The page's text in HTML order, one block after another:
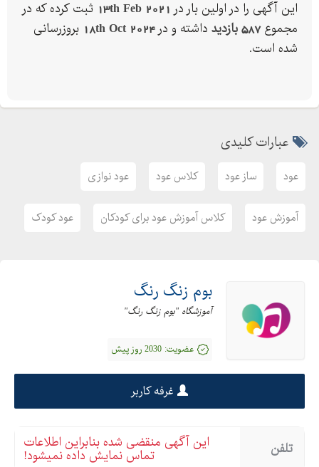
این آگهی را در اولین بار در 13th Feb 2021 ثبت کرده که در
مجموع587 بازدید داشته و در 18th Oct 2024 بروزرسانی
شده است.
عبارات کلیدی
عود ساز عود کلاس عود عود نوازی
آموزش عود کلاس آموزش عود برای کودکان عود کودک
بوم زنگ رنگ
آموزشگاه "بوم زنگ رنگ"
عضویت: 2030 روز پیش
غرفه کاربر
تلفن این آگهی منقضی شده بنابراین اطلاعات
تماس نمایش داده نمیشود!